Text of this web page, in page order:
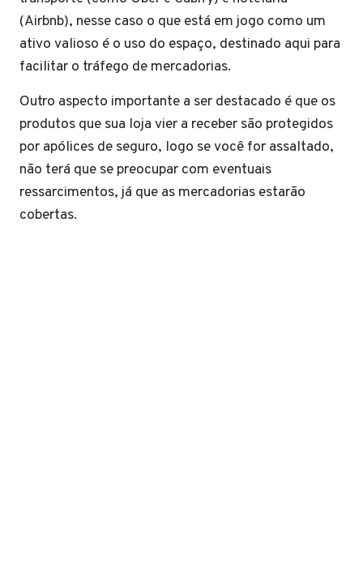
(Airbnb), nesse caso o que está em jogo como um
ativo valioso é o uso do espaço, destinado aqui para
facilitar o tráfego de mercadorias.
Outro aspecto importante a ser destacado é que os
produtos que sua loja vier a receber são protegidos
por apólices de seguro, logo se você for assaltado,
não terá que se preocupar com eventuais
ressarcimentos, já que as mercadorias estarão
cobertas.